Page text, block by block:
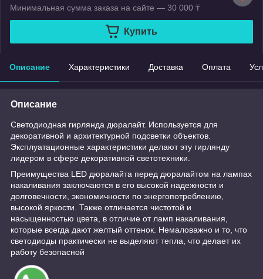
Минимальная сумма заказа на сайте — 30 000 ₸
Купить
Описание Характеристики Доставка Оплата
Описание
Светодиодная гирлянда дюралайт. Используется для
декоративной и архитектурной подсветки объектов.
Эксплуатационные характеристики делают эту гирлянду
лидером в сфере декоративной светотехники.
Преимущества LED дюралайта перед дюралайтом на лампах
накаливания заключаются в его высокой надежности и
долговечности, экономичности по энергопотреблению,
высокой яркости. Также отличается чистотой и
насыщенностью цвета, в отличие от ламп накаливания,
которые всегда дают желтый оттенок. Немаловажно и то, что
светодиоды практически не выделяют тепла, что делает их
работу безопасной